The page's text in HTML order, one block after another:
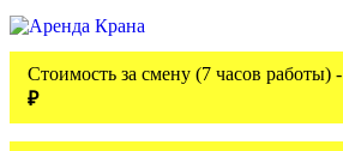
Стоимость за смену (7 часов работы) -
₽